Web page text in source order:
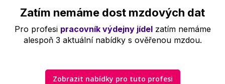
Zatím nemáme dost mzdových dat
Pro profesi pracovník výdejny jídelzatím nemáme
alespoň 3 aktuální nabídky s ověřenou mzdou.
Zobrazit nabídky pro tuto profesi